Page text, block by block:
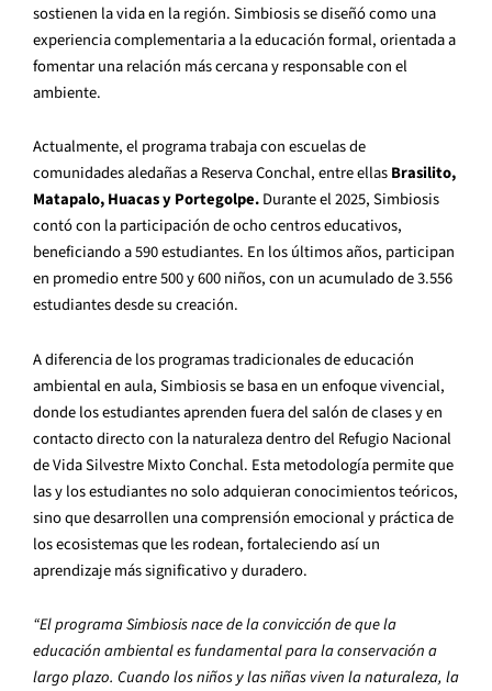
sostienen la vida en la región. Simbiosis se diseñó como una
experiencia complementaria a la educación formal, orientada a
fomentar una relación más cercana y responsable con el
ambiente.
Actualmente, el programa trabaja con escuelas de
comunidades aledañas a Reserva Conchal, entre ellasBrasilito,
Matapalo, Huacas y Portegolpe.Durante el 2025, Simbiosis
contó con la participación de ocho centros educativos,
beneficiando a 590 estudiantes. En los últimos años, participan
en promedio entre 500 y 600 niños, con un acumulado de 3.556
estudiantes desde su creación.
A diferencia de los programas tradicionales de educación
ambiental en aula, Simbiosis se basa en un enfoque vivencial,
donde los estudiantes aprenden fuera del salón de clases y en
contacto directo con la naturaleza dentro del Refugio Nacional
de Vida Silvestre Mixto Conchal. Esta metodología permite que
las y los estudiantes no solo adquieran conocimientos teóricos,
sino que desarrollen una comprensión emocional y práctica de
los ecosistemas que les rodean, fortaleciendo así un
aprendizaje más significativo y duradero.
“El programa Simbiosis nace de la convicción de que la
educación ambiental es fundamental para la conservación a
largo plazo. Cuando los niños y las niñas viven la naturaleza, la